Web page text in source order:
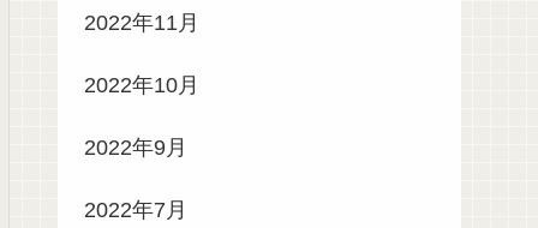
2022年11月
2022年10月
2022年9月
2022年7月